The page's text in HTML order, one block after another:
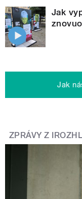
Jak
Jak
ZPRÁVY Z